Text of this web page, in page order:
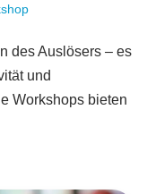
des Auslösers – es
und
Workshops bieten